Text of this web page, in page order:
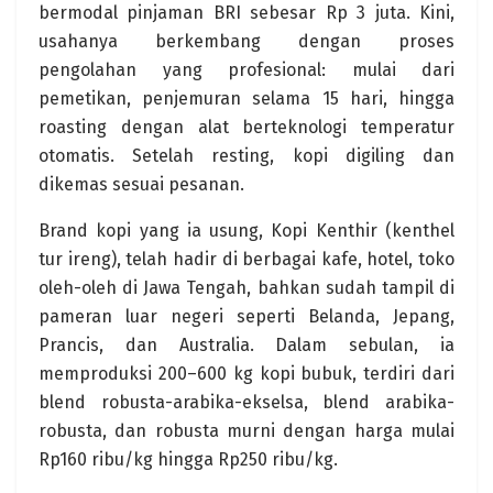
bermodal pinjaman BRI sebesar Rp 3 juta. Kini,
usahanya berkembang dengan proses
pengolahan yang profesional: mulai dari
pemetikan, penjemuran selama 15 hari, hingga
roasting dengan alat berteknologi temperatur
otomatis. Setelah resting, kopi digiling dan
dikemas sesuai pesanan.
Brand kopi yang ia usung, Kopi Kenthir (kenthel
tur ireng), telah hadir di berbagai kafe, hotel, toko
oleh-oleh di Jawa Tengah, bahkan sudah tampil di
pameran luar negeri seperti Belanda, Jepang,
Prancis, dan Australia. Dalam sebulan, ia
memproduksi 200–600 kg kopi bubuk, terdiri dari
blend robusta-arabika-ekselsa, blend arabika-
robusta, dan robusta murni dengan harga mulai
Rp160 ribu/kg hingga Rp250 ribu/kg.